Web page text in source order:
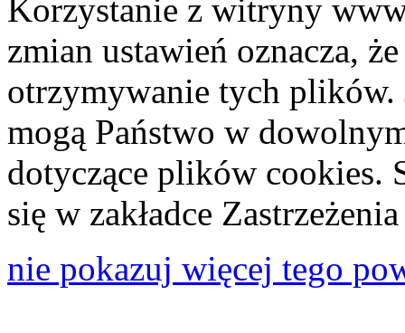
Korzystanie z witryny
zmian ustawień oznacza,
otrzymywanie tych plików.
mogą Państwo w
dotyczące plików cookies.
się w zakładce
nie pokazuj więcej tego